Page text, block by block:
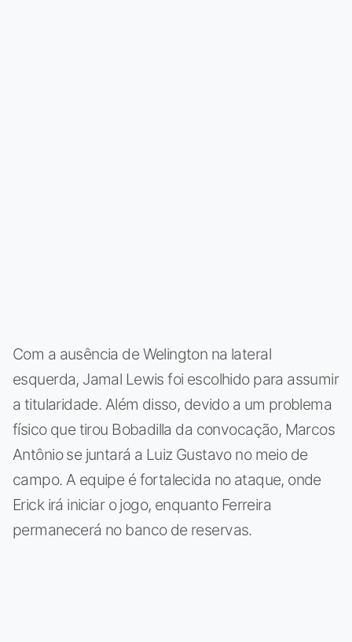
Com a ausência de Welington na lateral
esquerda, Jamal Lewis foi escolhido para assumir
a titularidade. Além disso, devido a um problema
físico que tirou Bobadilla da convocação, Marcos
Antônio se juntará a Luiz Gustavo no meio de
campo. A equipe é fortalecida no ataque, onde
Erick irá iniciar o jogo, enquanto Ferreira
permanecerá no banco de reservas.